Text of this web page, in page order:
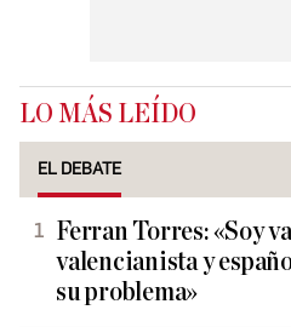
LO MÁS LEÍDO
EL DEBATE
Ferran Torres: «Soy
valencianista y
su problema»